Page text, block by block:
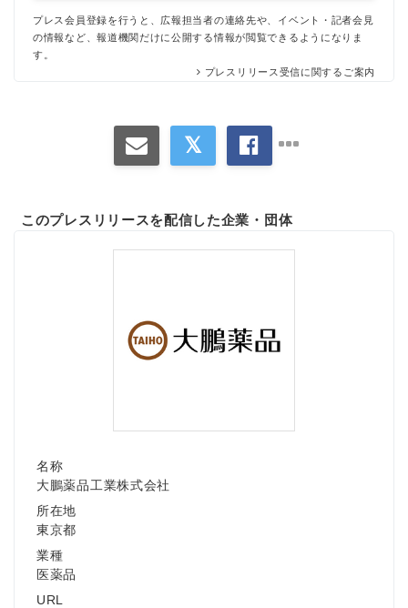
プレス会員登録を行うと、広報担当者の連絡先や、イベント・記者会見
の情報など、報道機関だけに公開する情報が閲覧できるようになりま
す。
プレスリリース受信に関するご案内
このプレスリリースを配信した企業・団体
名称
大鵬薬品工業株式会社
所在地
東京都
業種
医薬品
URL